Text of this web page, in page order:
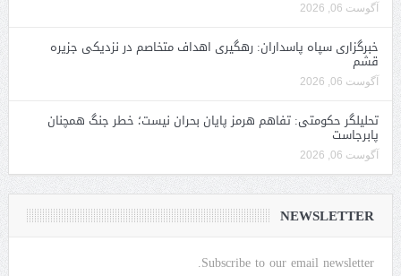
آگوست 06, 2026
خبرگزاری سپاه پاسداران: رهگیری اهداف متخاصم در نزدیکی جزیره
قشم
آگوست 06, 2026
تحلیلگر حکومتی: تفاهم هرمز پایان بحران نیست؛ خطر جنگ همچنان
پابرجاست
آگوست 06, 2026
NEWSLETTER
Subscribe to our email newsletter.